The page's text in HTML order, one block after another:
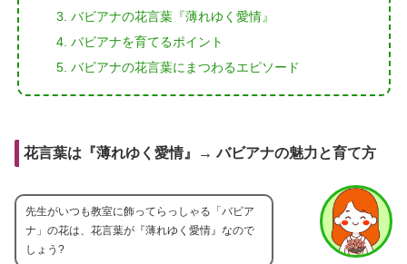
バビアナの花言葉『薄れゆく愛情』
バビアナを育てるポイント
バビアナの花言葉にまつわるエピソード
花言葉は『薄れゆく愛情』→ バビアナの魅力と育て方
先生がいつも教室に飾ってらっしゃる「バビア
ナ」の花は、花言葉が『薄れゆく愛情』なので
しょう?